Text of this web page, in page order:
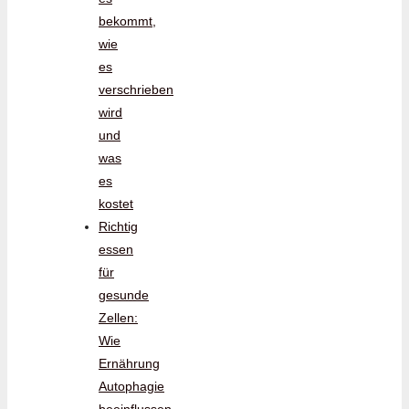
bekommt,
wie
es
verschrieben
wird
und
was
es
kostet
Richtig
essen
für
gesunde
Zellen:
Wie
Ernährung
Autophagie